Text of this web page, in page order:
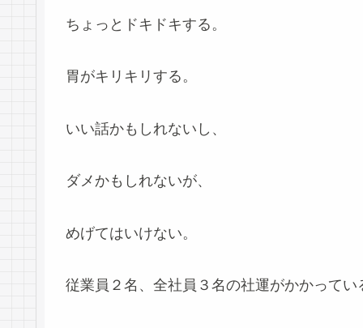
ちょっとドキドキする。
胃がキリキリする。
いい話かもしれないし、
ダメかもしれないが、
めげてはいけない。
従業員２名、全社員３名の社運がかかってい